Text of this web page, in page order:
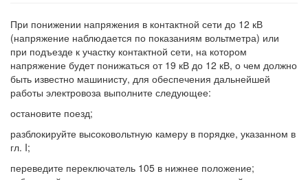
При понижении напряжения в контактной сети до 12 кВ
(напряжение наблюдается по показаниям вольтметра) или
при подъезде к участку контактной сети, на котором
напряжение будет понижаться от 19 кВ до 12 кВ, о чем должно
быть известно машинисту, для обеспечения дальнейшей
работы электровоза выполните следующее:
остановите поезд;
разблокируйте высоковольтную камеру в порядке, указанном в
гл. I;
переведите переключатель 105 в нижнее положение;